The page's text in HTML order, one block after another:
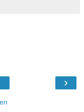
›